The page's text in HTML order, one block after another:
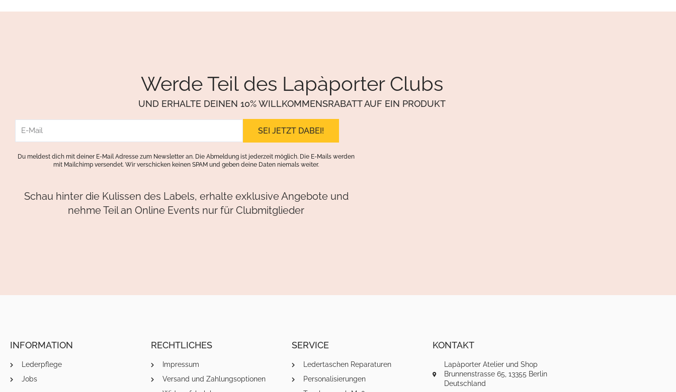
Werde Teil des Lapàporter Clubs
UND ERHALTE DEINEN 10% WILLKOMMENSRABATT AUF EIN PRODUKT
Du meldest dich mit deiner E-Mail Adresse zum Newsletter an. Die Abmeldung ist jederzeit möglich. Die E-Mails werden
mit Mailchimp versendet. Wir verschicken keinen SPAM und geben deine Daten niemals weiter.
Schau hinter die Kulissen des Labels, erhalte exklusive Angebote und
nehme Teil an Online Events nur für Clubmitglieder
INFORMATION
Lederpflege
Jobs
RECHTLICHES
Impressum
Versand und Zahlungsoptionen
SERVICE
Ledertaschen Reparaturen
Personalisierungen
KONTAKT
Lapàporter Atelier und Shop
Brunnenstrasse 65, 13355 Berlin
Deutschland